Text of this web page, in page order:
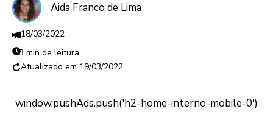
Aida Franco de Lima
18/03/2022
3 min de leitura
19/03/2022